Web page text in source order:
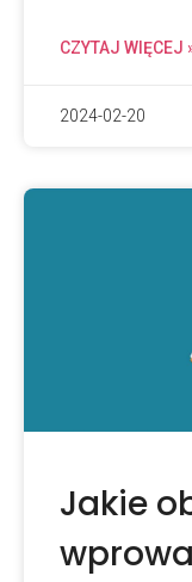
CZYTAJ WIĘCEJ
2024-02-20
Jakie